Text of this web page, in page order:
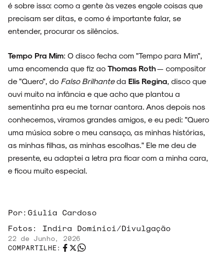
é sobre isso: como a gente às vezes engole coisas que
precisam ser ditas, e como é importante falar, se
entender, procurar os silêncios.
Tempo Pra Mim: O disco fecha com "Tempo para Mim",
uma encomenda que fiz ao Thomas Roth— compositor
de "Quero", do Falso Brilhanteda Elis Regina, disco que
ouvi muito na infância e que acho que plantou a
sementinha pra eu me tornar cantora. Anos depois nos
conhecemos, viramos grandes amigos, e eu pedi: "Quero
uma música sobre o meu cansaço, as minhas histórias,
as minhas filhas, as minhas escolhas." Ele me deu de
presente, eu adaptei a letra pra ficar com a minha cara,
e ficou muito especial.
Por: Giulia Cardoso
Fotos: Indira Dominici/Divulgação
22 de Junho, 2026
COMPARTILHE: